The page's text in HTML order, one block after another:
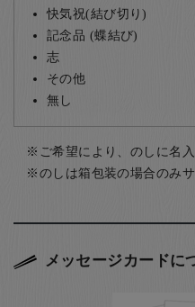
快気祝(結び切り)
記念品 (蝶結び)
志
その他
無し
ご希望により、のしに名
のしは箱包装の場合のみ
メッセージカードに